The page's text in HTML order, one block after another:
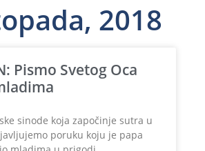
2018
Pismo Svetog Oca
sinode koja započinje sutra u
poruku koju je papa